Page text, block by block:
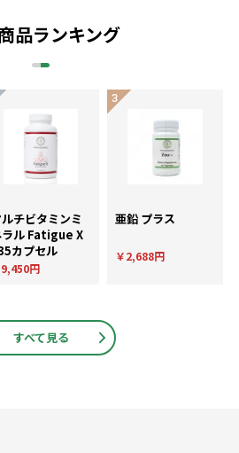
品ランキング
チビタミンミ
ラル Fatigue X
カプセル
9,450円
亜鉛 プラス
￥2,688円
すべて見る